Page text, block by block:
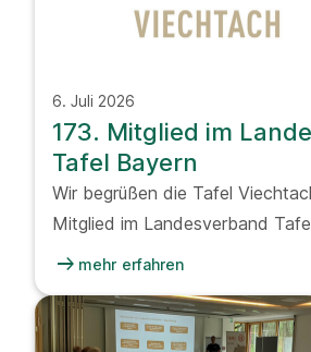
6. Juli 2026
173. Mitglied im
Tafel Bayern
Wir begrüßen die Tafel
Mitglied im Landesverband
arrow_right_alt mehr erfahren